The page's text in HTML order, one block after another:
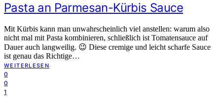
Pasta an Parmesan-Kürbis Sauce
Mit Kürbis kann man unwahrscheinlich viel anstellen: warum also
nicht mal mit Pasta kombinieren, schließlich ist Tomatensauce auf
Dauer auch langweilig. 😉 Diese cremige und leicht scharfe Sauce
ist genau das Richtige…
WEITERLESEN
0
0
1